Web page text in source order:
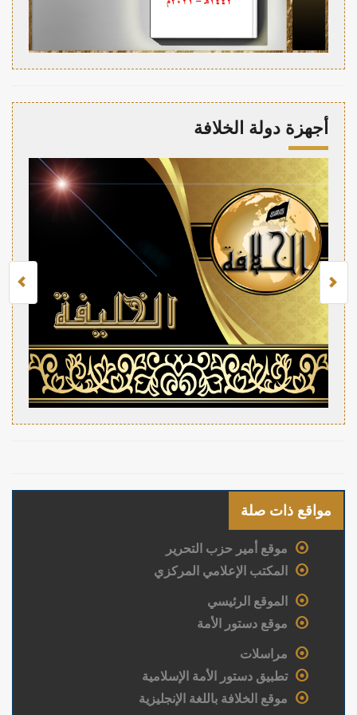
أجهزة دولة الخلافة
مواقع ذات صلة
موقع أمير حزب التحرير
المكتب الإعلامي المركزي
الموقع الرئيسي
موقع دستور الأمة
مراسلات
تطبيق دستور الأمة الإسلامية
موقع الخلافة باللغة الإنجليزية